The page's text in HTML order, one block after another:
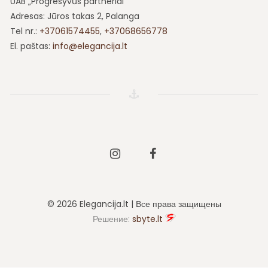
Adresas: Jūros takas 2, Palanga
Tel nr.: +37061574455, +37068656778
El. paštas: info@elegancija.lt
Instagram
© 2026 Elegancija.lt | Все права защищены
Решение: sbyte.lt